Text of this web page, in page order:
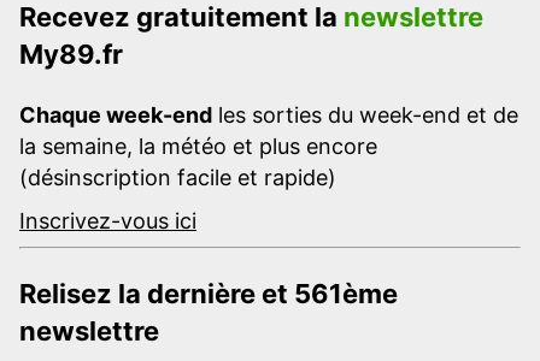
Recevez gratuitement la newslettre
My89.fr
Chaque week-end les sorties du week-end et de
la semaine, la météo et plus encore
(désinscription facile et rapide)
Inscrivez-vous ici
Relisez la dernière et 561ème
newslettre